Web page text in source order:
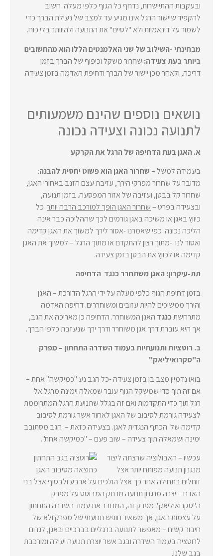
ובעקבות ההתיישרות, נדחף כל הגוף כלפי מעלה. חשוב
להקפיד שיישור הרגל אינו מגיע עד למצב של נעילת הברך כדי
לשמור על דינאמיות ולא "לסיים" את התנועה ולהיוותר בלי כוח.
מבחינתי -השילוב של שני האלמנטים הללו הוא מהחשובים
ביותר בעת צעידה: שחרור משקל וכיפוף של הברך בזמן
דריכה, ולאחר מכן יישור של הברך ודחיפת האדמה בזמן צעידה.
נושאים נוספים שהינם משמעותים
לתנועה נכונה וצעידה נכונה
א. האגן בעת הדחיפה של הרגל את הקרקע
בעמידה למשל –שחרור האגן הוא פשוט יחסית להבנה:
מדובר על שחרור מפרקי הירך, עזיבת עצם הזנב באחורי האגן,
שחרור קל בבטן, ועזיבה של אזור המפסעה. בזמן תנועה,
ובצעידה בפרט –שחרור האגן הופך למורכב הרבה יותר. כל
כיווץ באגן או משיכה באגן גורמים לכך שההליכה כבר אינה
הליכה נכונה. כפי שאמרנו -אסור לירך למשוך את האגן קדימה
ואסור לנו -מתוך רצון להתקדם או מתוך הרגל – למשוך את האגן
קדימה או לכווץ את הבטן בזמן צעידה.
תת-עיקרון: האגן משתחרר כנגד הדחיפה
בזמן דחיפת הגוף כלפי מעלה על ידי הרגל הדורכת – האגן
והירך ממשיכים להיות עזובים ומשוחררים. דחיפת האדמה
מתרחשתכנגד האגן המשוחרר. הדחיפה כן מאריכה את הגב,
אך היא עוברת דרך אגן משוחרר ודרך ירך שנעזבת כלפי הברך.
ב. רוטציות ותנועתיות בעמוד השדרה התחתון – מפרק
ה"סקרואיליאק"
בואו נדמיין מצב בו בזמן צעידה -כל הגב נע "כמיקשה" אחת –
אם זה תוך כדי שמשקל הגוף עובר שמאלה וימינה מרגל אל
רגל תוך כדי התקדמות ואם זה בגלל שתנועת הרגל המתרוממת
לצעידה גורמת לסיבוב של האגן לאחור אשר גורמת לסיבוב
קדימה של הכתף הנגדית לאגן. בצעידה כזאת – הגב מסתובב
ימינה ושמאלה תוך צעידה – שוב פעם – "כמיקשה אחת".
עכשיו – האבולוציה שרצתה ליצור
מנגנון תנועה מפותח יותר אצל
זוחלים בתחילה אחר כך אצל הולכים על ארבע ולבסוף אצל בני
האדם – יצרה מנגנון תנועה מרתק המבוסס על מפרק
ה"סקרואיליאק". מפרק זה, המחבר את עמוד השדרה התחתון
על עצמות האגן, אך משאיר חופש תנועתי של מפרק ולא של
חיבור קשיח – מאפשר לתנועה ברגליים בברכיים ובאגן, לגרום
לרוטציה בעמוד השדרה ובגב אשר יוצרת תנועה יעילה ומורכבת
בגב שלנו.